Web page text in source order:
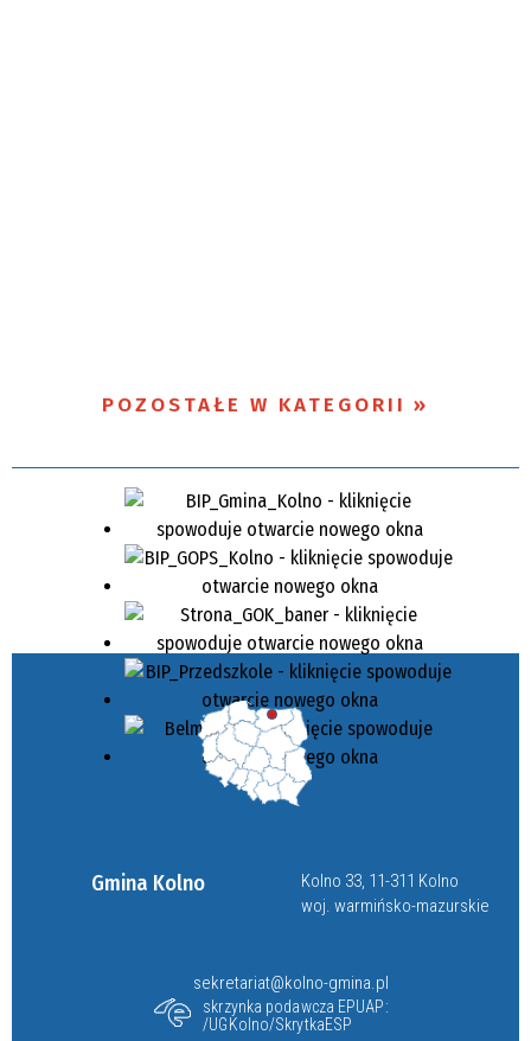
POZOSTAŁE W KATEGORII
Gmina Kolno
Kolno 33, 11-311 Kolno
woj. warmińsko-mazurskie
sekretariat@kolno-gmina.pl
skrzynka podawcza EPUAP:
/UGKolno/SkrytkaESP